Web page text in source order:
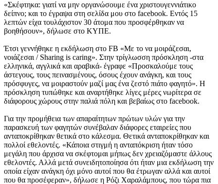
«Σκέφτηκα: γιατί να μην οργανώσουμε ένα χριστουγεννιάτικο
δείπνο; και το έγραψα στη σελίδα μου στο facebook. Εντός 15
λεπτών είχα τουλάχιστον 30 άτομα που προσφέρθηκαν να
βοηθήσουν», δήλωσε στο ΚΥΠΕ.
Έτσι γεννήθηκε η εκδήλωση στο FB «Με το να μοιράζεσαι,
νοιάζεσαι / Sharing is caring». Στην τρίγλωσση πρόσκληση -στα
ελληνικά, αγγλικά και αραβικά- έγραφε «Προσκαλούμε τους
άστεγους, τους πεινασμένους, όσους έχουν ανάγκη, και τους
πρόσφυγες, να μοιραστούν μαζί μας ένα ζεστό πιάτο φαγητό». Η
πρόσκληση τυπώθηκε και αναρτήθηκε λίγες μέρες νωρίτερα σε
διάφορους χώρους στην παλιά πόλη και βεβαίως στο facebook.
Για την προμήθεια των απαραίτητων πρώτων υλών για την
παρασκευή των φαγητών συνέβαλαν διάφορες εταιρείες που
ανταποκρίθηκαν θετικά στο κάλεσμα. Θετικά ανταποκρίθηκαν και
πολλοί εθελοντές. «Κάποια στιγμή η ανταπόκριση ήταν τόσο
μεγάλη που άρχισα να σκέφτομαι μήπως δεν χρειαζόμαστε άλλους
εθελοντές. Αλλά μετά συνειδητοποίησα ότι ήταν μια εκδήλωση την
οποία είχαν ανάγκη όχι μόνο αυτοί που θα έτρωγαν αλλά και αυτοί
που θα προσέφεραν», δήλωσε η Ρόζι Χαραλάμπους, που τώρα πια